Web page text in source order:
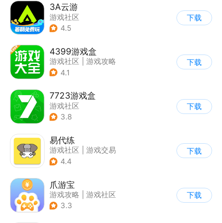
3A云游
游戏社区
4.5
下载
4399游戏盒
游戏社区
游戏攻略
4.1
下载
7723游戏盒
游戏社区
3.8
下载
易代练
游戏社区
游戏交易
| 游戏攻略
4.4
下载
爪游宝
游戏攻略
游戏社区
3.3
下载